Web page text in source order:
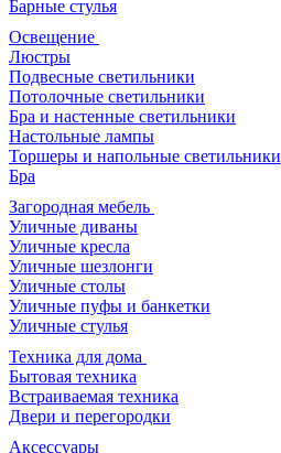
Барные стулья
Освещение
Люстры
Подвесные светильники
Потолочные светильники
Бра и настенные светильники
Настольные лампы
Торшеры и напольные светильники
Бра
Загородная мебель
Уличные диваны
Уличные кресла
Уличные шезлонги
Уличные столы
Уличные пуфы и банкетки
Уличные стулья
Техника для дома
Бытовая техника
Встраиваемая техника
Двери и перегородки
Аксессуары